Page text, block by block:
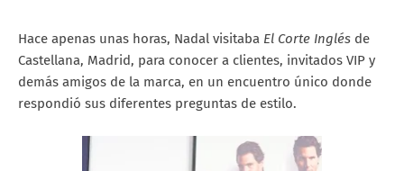
Hace apenas unas horas, Nadal visitaba El Corte Inglés de
Castellana, Madrid, para conocer a clientes, invitados VIP y
demás amigos de la marca, en un encuentro único donde
respondió sus diferentes preguntas de estilo.